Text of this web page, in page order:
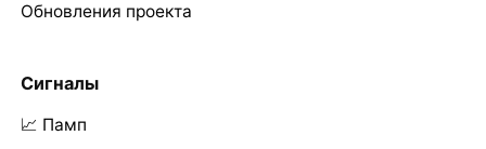
Обновления проекта
Сигналы
📈 Памп